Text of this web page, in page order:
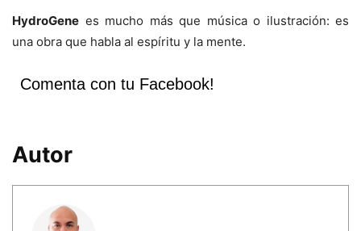
HydroGene es mucho más que música o ilustración: es
una obra que habla al espíritu y la mente.
Comenta con tu Facebook!
Autor